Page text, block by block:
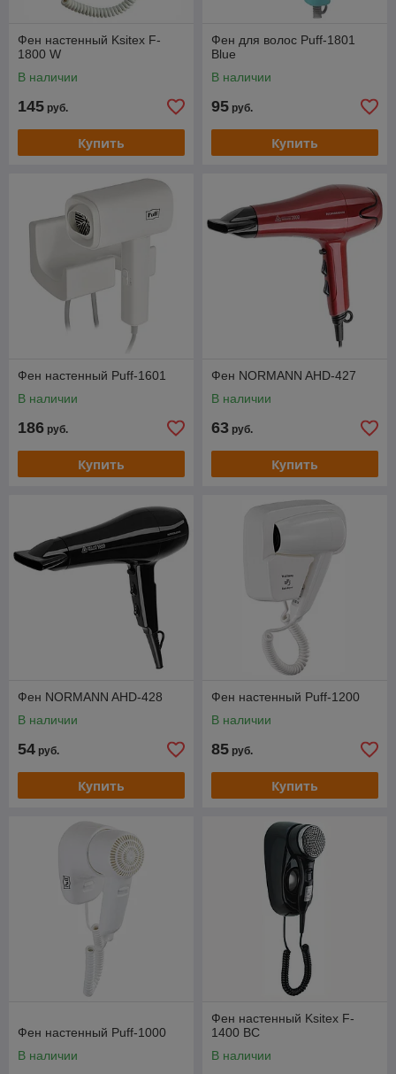
Фен настенный Ksitex F-
1800 W
В наличии
145 руб.
Купить
Фен для волос Puff-1801
Blue
В наличии
95 руб.
Купить
Фен настенный Puff-1601
В наличии
186 руб.
Купить
Фен NORMANN AHD-427
В наличии
63 руб.
Купить
Фен NORMANN AHD-428
В наличии
54 руб.
Купить
Фен настенный Puff-1200
В наличии
85 руб.
Купить
Фен настенный Puff-1000
В наличии
Фен настенный Ksitex F-
1400 BC
В наличии